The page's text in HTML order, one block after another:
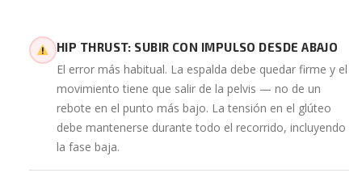
HIP THRUST: SUBIR CON IMPULSO DESDE ABAJO
El error más habitual. La espalda debe quedar firme y el
movimiento tiene que salir de la pelvis — no de un
rebote en el punto más bajo. La tensión en el glúteo
debe mantenerse durante todo el recorrido, incluyendo
la fase baja.